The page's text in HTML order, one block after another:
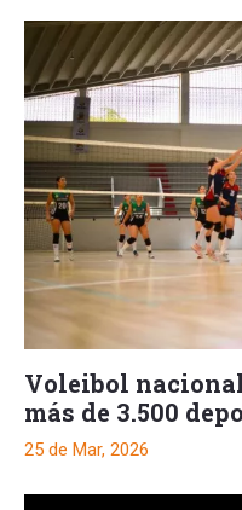
Voleibol
más de 3.500
25 de Mar, 2026